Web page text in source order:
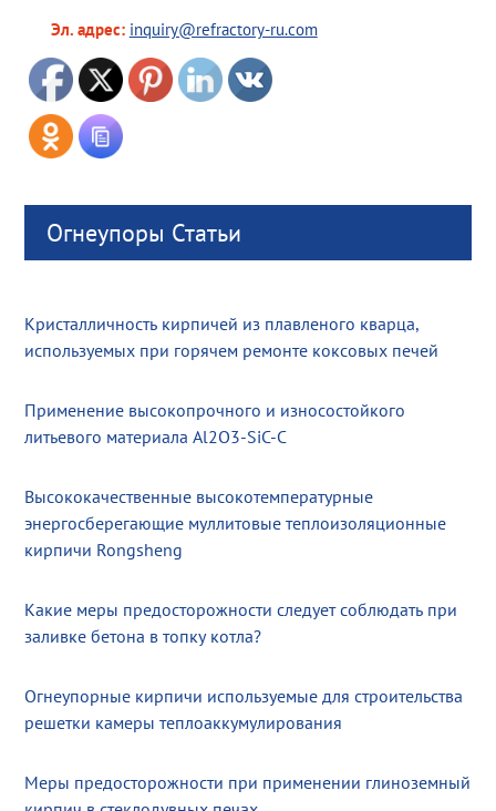
Эл. адрес: inquiry@refractory-ru.com
Огнеупоры Статьи
Кристалличность кирпичей из плавленого кварца,
используемых при горячем ремонте коксовых печей
Применение высокопрочного и износостойкого
литьевого материала Al2O3-SiC-C
Высококачественные высокотемпературные
энергосберегающие муллитовые теплоизоляционные
кирпичи Rongsheng
Какие меры предосторожности следует соблюдать при
заливке бетона в топку котла?
Огнеупорные кирпичи используемые для строительства
решетки камеры теплоаккумулирования
Меры предосторожности при применении глиноземный